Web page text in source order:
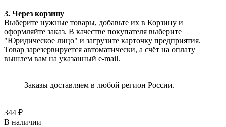
3. Через корзину
Выберите нужные товары, добавьте их в Корзину и
оформляйте заказ. В качестве покупателя выберите
"Юридическое лицо" и загрузите карточку предприятия.
Товар зарезервируется автоматически, а счёт на оплату
вышлем вам на указанный e-mail.
Заказы доставляем в любой регион России.
344 ₽
В наличии